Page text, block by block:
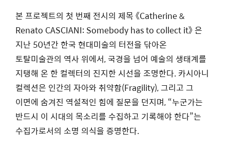
본 프로젝트의 첫 번째 전시의 제목 《Catherine &
Renato CASCIANI: Somebody has to collect it》 은
지난 50년간 한국 현대미술의 터전을 닦아온
토탈미술관의 역사 위에서, 국경을 넘어 예술의 생태계를
지탱해 온 한 컬렉터의 진지한 시선을 조명한다. 카시아니
컬렉션은 인간의 자아와 취약함(Fragility), 그리고 그
이면에 숨겨진 역설적인 힘에 질문을 던지며, “누군가는
반드시 이 시대의 목소리를 수집하고 기록해야 한다”는
수집가로서의 소명 의식을 증명한다.